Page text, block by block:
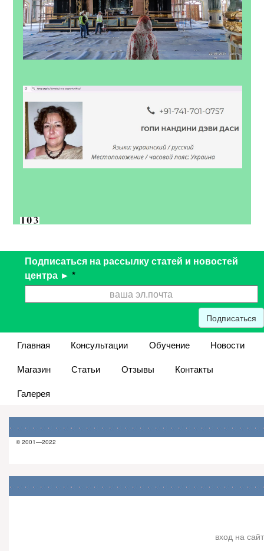
Подписаться на рассылку статей и новостей
центра ► *
Подписаться
Главная Консультации Обучение
Новости
Магазин
Статьи Отзывы
Контакты
Галерея
© 2001—2022
вход на сайт